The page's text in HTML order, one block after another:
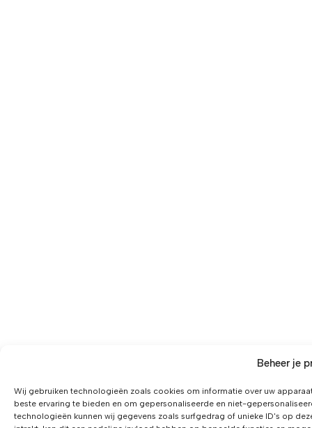
Beheer je
Wij gebruiken technologieën zoals cookies om informatie over uw
beste ervaring te bieden en om gepersonaliseerde en niet-
technologieën kunnen wij gegevens zoals surfgedrag of unieke ID's op